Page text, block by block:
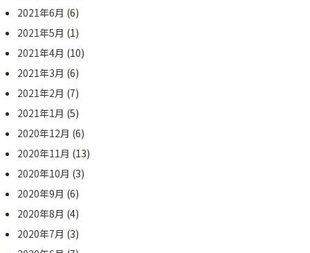
2021年6月 (6)
2021年5月 (1)
2021年4月 (10)
2021年3月 (6)
2021年2月 (7)
2021年1月 (5)
2020年12月 (6)
2020年11月 (13)
2020年10月 (3)
2020年9月 (6)
2020年8月 (4)
2020年7月 (3)